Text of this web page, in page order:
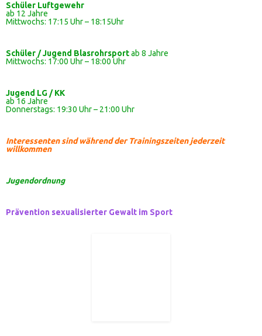
Schüler Luftgewehr
ab 12 Jahre
Mittwochs: 17:15 Uhr – 18:15Uhr
Schüler / Jugend Blasrohrsportab 8 Jahre
Mittwochs: 17:00 Uhr – 18:00 Uhr
Jugend LG / KK
ab 16 Jahre
Donnerstags: 19:30 Uhr – 21:00 Uhr
Interessenten sind während der Trainingszeiten jederzeit
willkommen
Jugendordnung
Prävention sexualisierter Gewalt im Sport